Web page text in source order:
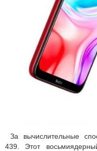
За вычислительные
439. Этот